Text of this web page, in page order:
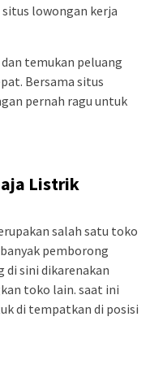
lowongan kerja
temukan peluang
Bersama situs
pernah ragu untuk
Listrik
salah satu toko
pemborong
sini dikarenakan
toko lain. saat ini
di tempatkan di posisi